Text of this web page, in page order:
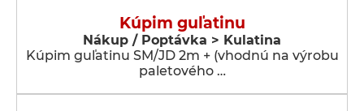
Kúpim guľatinu
Nákup / Poptávka > Kulatina
Kúpim guľatinu SM/JD 2m + (vhodnú na výrobu
paletového …